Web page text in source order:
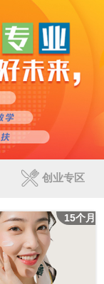
创业专区
15个月